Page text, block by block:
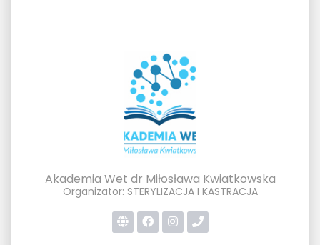
Akademia Wet dr Miłosława Kwiatkowska
Organizator: STERYLIZACJA I KASTRACJA